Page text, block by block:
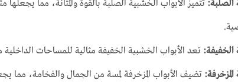
الصلبة: تتميز الأبواب الخشبية الصلبة بالقوة والمتانة، مما
الخفيفة: تعد الأبواب الخشبية الخفيفة مثالية للمساحات الداخلية
تضيف الأبواب المزخرفة لمسة من الجمال والفخامة، مما